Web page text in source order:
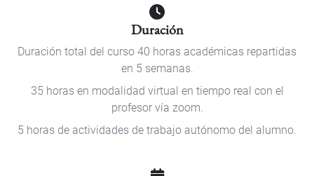
Duración
Duración total del curso 40 horas académicas repartidas
en 5 semanas.
35 horas en modalidad virtual en tiempo real con el
profesor vía zoom.
5 horas de actividades de trabajo autónomo del alumno.